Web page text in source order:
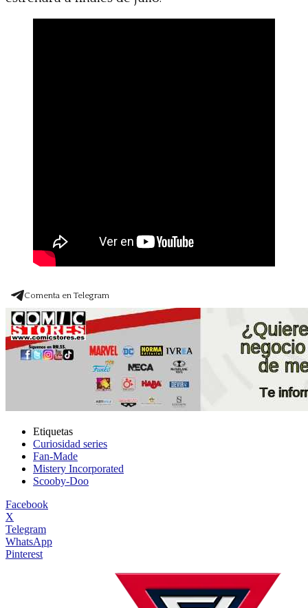
Comenta en Telegram
Etiquetas
Curiosidad series
Fan-Made
Mistery Incorporated
Scooby-Doo
Facebook
X
Telegram
WhatsApp
Pinterest